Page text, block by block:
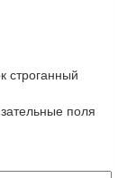
строганный
поля